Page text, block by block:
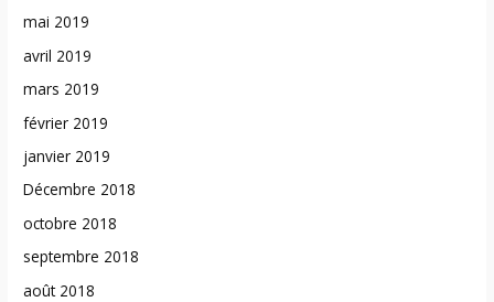
mai 2019
avril 2019
mars 2019
février 2019
janvier 2019
Décembre 2018
octobre 2018
septembre 2018
août 2018